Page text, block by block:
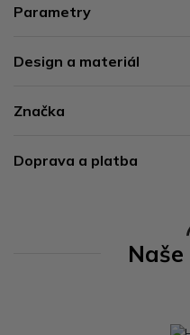
Parametry
Design a materiál
Značka
Doprava a platba